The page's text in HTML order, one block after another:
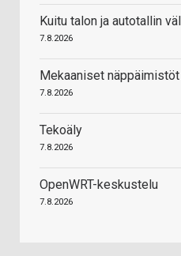
Kuitu talon ja autotallin
7.8.2026
Mekaaniset näppäimistöt
7.8.2026
Tekoäly
7.8.2026
OpenWRT-keskustelu
7.8.2026